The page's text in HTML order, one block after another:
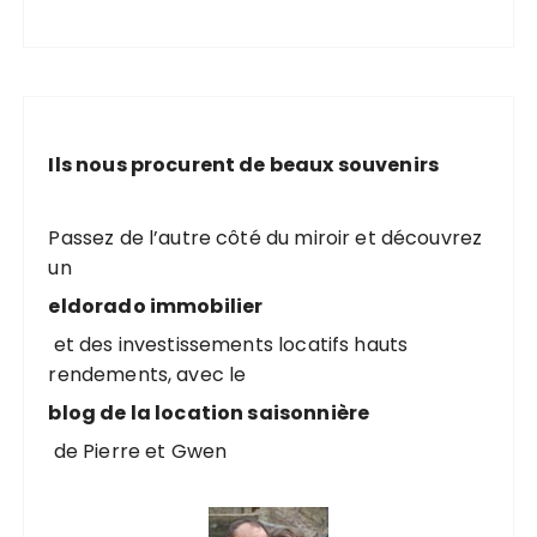
Ils nous procurent de beaux souvenirs
Passez de l’autre côté du miroir et découvrez
un
eldorado immobilier
et des investissements locatifs hauts
rendements, avec le
blog de la location saisonnière
de Pierre et Gwen